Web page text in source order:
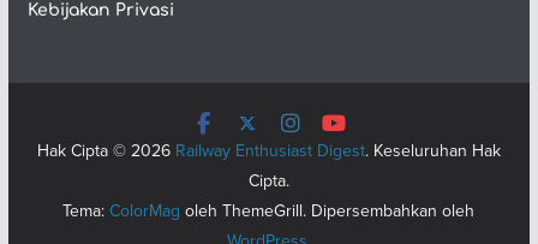
Kebijakan Privasi
Hak Cipta © 2026 Railway Enthusiast Digest. Keseluruhan Hak
Cipta.
Tema:ColorMag oleh ThemeGrill. Dipersembahkan oleh